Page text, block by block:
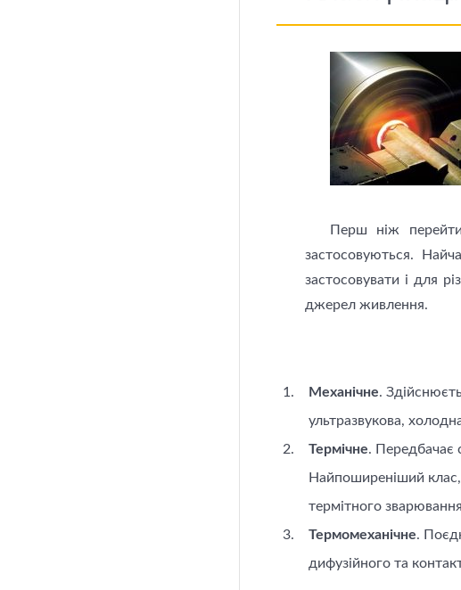
Перш ніж
застосовуються.
застосовувати і для
джерел живлення.
Механічне.
ультразвукова,
Термічне. Передбачає
Найпоширеніший клас,
термітного
Термомеханічне.
дифузійного та